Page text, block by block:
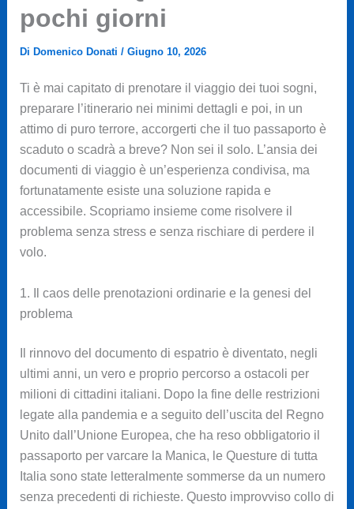
pochi giorni
Di Domenico Donati / Giugno 10, 2026
Ti è mai capitato di prenotare il viaggio dei tuoi sogni,
preparare l’itinerario nei minimi dettagli e poi, in un
attimo di puro terrore, accorgerti che il tuo passaporto è
scaduto o scadrà a breve? Non sei il solo. L’ansia dei
documenti di viaggio è un’esperienza condivisa, ma
fortunatamente esiste una soluzione rapida e
accessibile. Scopriamo insieme come risolvere il
problema senza stress e senza rischiare di perdere il
volo.
1. Il caos delle prenotazioni ordinarie e la genesi del
problema
Il rinnovo del documento di espatrio è diventato, negli
ultimi anni, un vero e proprio percorso a ostacoli per
milioni di cittadini italiani. Dopo la fine delle restrizioni
legate alla pandemia e a seguito dell’uscita del Regno
Unito dall’Unione Europea, che ha reso obbligatorio il
passaporto per varcare la Manica, le Questure di tutta
Italia sono state letteralmente sommerse da un numero
senza precedenti di richieste. Questo improvviso collo di